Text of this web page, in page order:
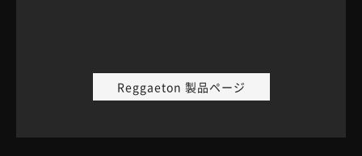
Reggaeton 製品ページ